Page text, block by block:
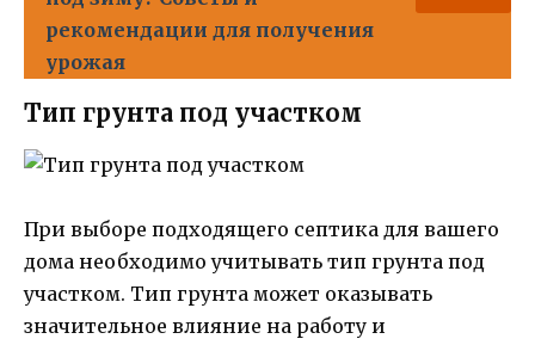
рекомендации для получения
урожая
Тип грунта под участком
При выборе подходящего септика для вашего
дома необходимо учитывать тип грунта под
участком. Тип грунта может оказывать
значительное влияние на работу и